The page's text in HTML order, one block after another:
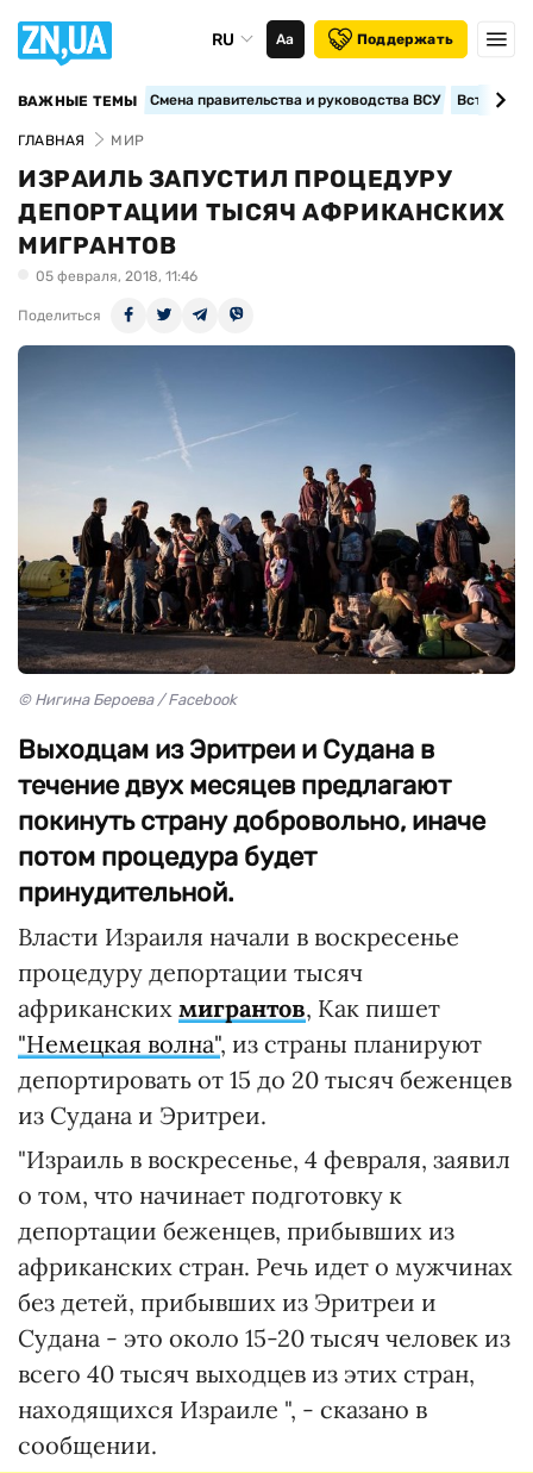
RU Аа Поддержать
ВАЖНЫЕ ТЕМЫ Смена правительства и руководства ВСУ
ГЛАВНАЯ МИР
ИЗРАИЛЬ ЗАПУСТИЛ ПРОЦЕДУРУ
ДЕПОРТАЦИИ ТЫСЯЧ АФРИКАНСКИХ
МИГРАНТОВ
05 февраля, 2018, 11:46
Поделиться
© Нигина Бероева / Facebook
Выходцам из Эритреи и Судана в
течение двух месяцев предлагают
покинуть страну добровольно, иначе
потом процедура будет
принудительной.
Власти Израиля начали в воскресенье
процедуру депортации тысяч
африканских мигрантов, Как пишет
"Немецкая волна", из страны планируют
депортировать от 15 до 20 тысяч беженцев
из Судана и Эритреи.
"Израиль в воскресенье, 4 февраля, заявил
о том, что начинает подготовку к
депортации беженцев, прибывших из
африканских стран. Речь идет о мужчинах
без детей, прибывших из Эритреи и
Судана - это около 15-20 тысяч человек из
всего 40 тысяч выходцев из этих стран,
находящихся Израиле ", - сказано в
сообщении.